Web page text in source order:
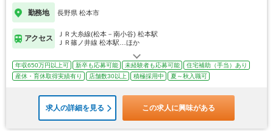
勤務地 長野県 松本市
アクセス
ＪＲ大糸線(松本－南小谷) 松本駅
ＪＲ篠ノ井線 松本駅…ほか
年収650万円以上可 新卒も応募可能 未経験者も応募可能
住宅補助（手当）あり
産休・育休取得実績有り
店舗数30以上 積極採用中 夏～秋入職可
求人の詳細を見る この求人に興味がある